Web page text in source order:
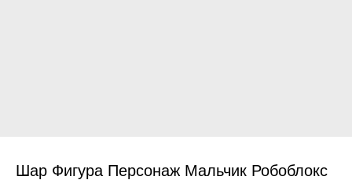
Шар Фигура Персонаж Мальчик Робоблокс